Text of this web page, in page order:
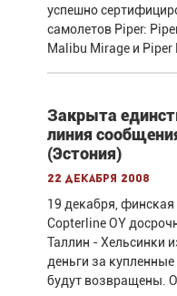
успешно
самолетов Piper:
Malibu Mirage и Piper
Закрыта
линия
(Эстония)
22 декабря 2008
19 декабря,
Copterline OY
Таллин - Хельсинки
деньги за
будут возвращены.